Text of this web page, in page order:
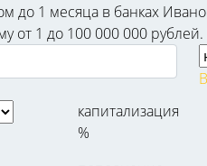
до 1 месяца в банках
от 1 до 100 000 000
капитализация
%